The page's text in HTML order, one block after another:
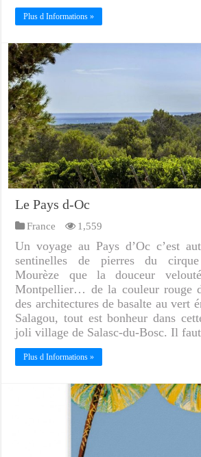
Plus d Informations »
Le Pays d-Oc
France 1,559
Un voyage au Pays d’Oc c’est
sentinelles de pierres du
Mourèze que la douceur
Montpellier… de la couleur rouge
des architectures de basalte au vert
Salagou, tout est bonheur dans
joli village de Salasc-du-Bosc. Il
Plus d Informations »